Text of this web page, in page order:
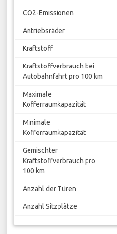
CO2-Emissionen
Antriebsräder
Kraftstoff
Kraftstoffverbrauch bei
Autobahnfahrt pro 100 km
Maximale
Kofferraumkapazität
Minimale
Kofferraumkapazität
Gemischter
Kraftstoffverbrauch pro
100 km
Anzahl der Türen
Anzahl Sitzplätze